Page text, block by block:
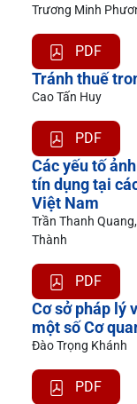
Trương Minh
PDF
Tránh thuế
Cao Tấn Huy
PDF
Các yếu tố
tín dụng tại
Việt Nam
Trần Thanh
Thành
PDF
Cơ sở pháp lý
một số Cơ
Đào Trọng Khánh
PDF